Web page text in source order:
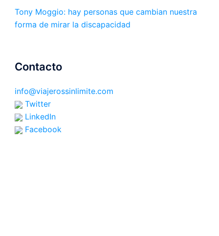
Tony Moggio: hay personas que cambian nuestra
forma de mirar la discapacidad
Contacto
info@viajerossinlimite.com
Twitter
LinkedIn
Facebook